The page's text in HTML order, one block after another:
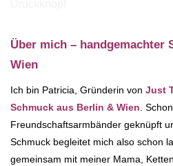
Über mich – handgemachter
Wien
Ich bin Patricia, Gründerin von Just
Schmuck aus Berlin & Wien .
Freundschaftsarmbänder geknüpft
Schmuck begleitet mich also schon
gemeinsam mit meiner Mama,